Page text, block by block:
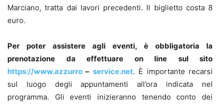
Marciano, tratta dai lavori precedenti. Il biglietto costa 8
euro.
Per poter assistere agli eventi, è obbligatoria la
prenotazione da effettuare on line sul sito
https://www.azzurro – service.net. È importante recarsi
sul luogo degli appuntamenti all’ora indicata nel
programma. Gli eventi inizieranno tenendo conto dei